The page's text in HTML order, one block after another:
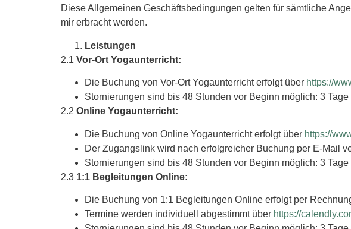
Diese Allgemeinen Geschäftsbedingungen gelten für sämtliche
mir erbracht werden.
Leistungen
2.1 Vor-Ort Yogaunterricht:
Die Buchung von Vor-Ort Yogaunterricht erfolgt über https://
Stornierungen sind bis 48 Stunden vor Beginn möglich: 3
2.2 Online Yogaunterricht:
Die Buchung von Online Yogaunterricht erfolgt über https://
Der Zugangslink wird nach erfolgreicher Buchung per E-Mail
Stornierungen sind bis 48 Stunden vor Beginn möglich: 3
2.3 1:1 Begleitungen Online:
Die Buchung von 1:1 Begleitungen Online erfolgt per
Termine werden individuell abgestimmt über https://